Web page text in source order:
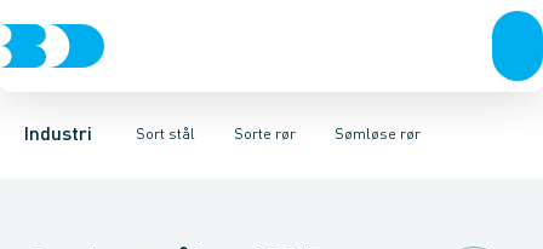
Industri Sort stål
VentilerRustfrit stål Sort stålGalvaniseret stålPlast
Sorte rør
Sorte rør Sorte gevindfittingsSorte svejse fittings
Sømløse rør
Svejste rør Sømløse rør Gevind rør RundstålFirkant